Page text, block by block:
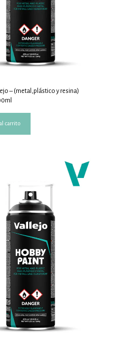
– (metal,plástico y resina)
carrito